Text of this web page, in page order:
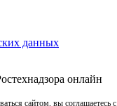
данных
онлайн
сайтом, вы соглашаетесь с